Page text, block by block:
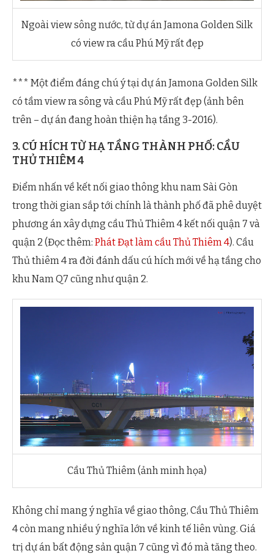
Ngoài view sông nước, từ dự án Jamona Golden Silk
có view ra cầu Phú Mỹ rất đẹp
*** Một điểm đáng chú ý tại dự án Jamona Golden Silk
có tầm view ra sông và cầu Phú Mỹ rất đẹp (ảnh bên
trên – dự án đang hoàn thiện hạ tầng 3-2016).
3. CÚ HÍCH TỪ HẠ TẦNG THÀNH PHỐ: CẦU
THỦ THIÊM 4
Điểm nhấn về kết nối giao thông khu nam Sài Gòn
trong thời gian sắp tới chính là thành phố đã phê duyệt
phương án xây dựng cầu Thủ Thiêm 4 kết nối quận 7 và
quận 2 (Đọc thêm: Phát Đạt làm cầu Thủ Thiêm 4). Cầu
Thủ thiêm 4 ra đời đánh dấu cú hích mới về hạ tầng cho
khu Nam Q7 cũng như quận 2.
Cầu Thủ Thiêm (ảnh minh họa)
Không chỉ mang ý nghĩa về giao thông, Cầu Thủ Thiêm
4 còn mang nhiều ý nghĩa lớn về kinh tế liên vùng. Giá
trị dự án bất động sản quận 7 cũng vì đó mà tăng theo.